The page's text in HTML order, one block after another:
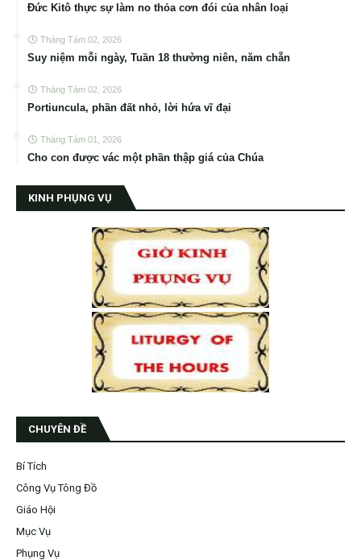
Đức Kitô thực sự làm no thỏa cơn đói của nhân loại
Tháng Tám 02, 2026
Suy niệm mỗi ngày, Tuần 18 thường niên, năm chẵn
Tháng Tám 02, 2026
Portiuncula, phần đất nhỏ, lời hứa vĩ đại
Tháng Tám 01, 2026
Cho con được vác một phần thập giá của Chúa
KINH PHỤNG VỤ
CHUYÊN ĐỀ
Bí Tích
Công Vụ Tông Đồ
Giáo Hội
Mục Vụ
Phụng Vụ